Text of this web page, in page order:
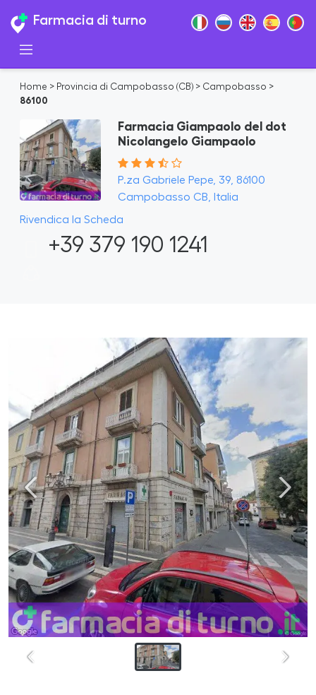
Farmacia di turno
Home > Provincia di Campobasso (CB) > Campobasso >
86100
Farmacia Giampaolo del dot
Nicolangelo Giampaolo
P.za Gabriele Pepe, 39, 86100
Campobasso CB, Italia
Rivendica la Scheda
+39 379 190 1241